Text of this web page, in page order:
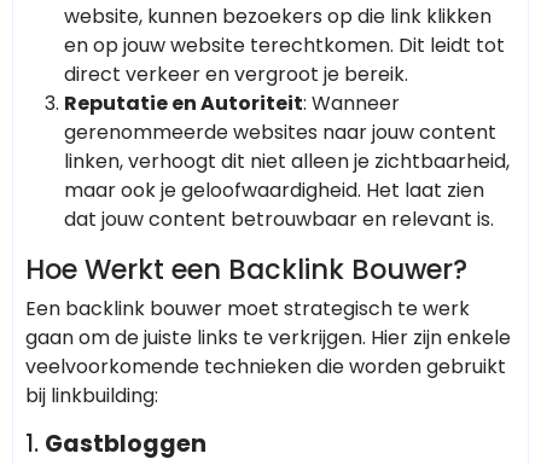
website, kunnen bezoekers op die link klikken
en op jouw website terechtkomen. Dit leidt tot
direct verkeer en vergroot je bereik.
Reputatie en Autoriteit: Wanneer
gerenommeerde websites naar jouw content
linken, verhoogt dit niet alleen je zichtbaarheid,
maar ook je geloofwaardigheid. Het laat zien
dat jouw content betrouwbaar en relevant is.
Hoe Werkt een Backlink Bouwer?
Een backlink bouwer moet strategisch te werk
gaan om de juiste links te verkrijgen. Hier zijn enkele
veelvoorkomende technieken die worden gebruikt
bij linkbuilding:
1. Gastbloggen